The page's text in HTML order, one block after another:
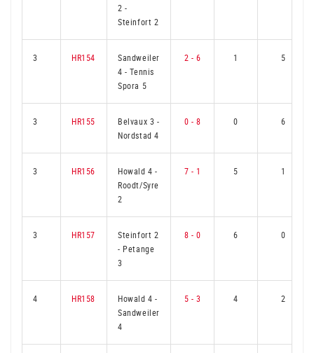
2-
Steinfort 2
3 HR154
Sandweiler
4-Tennis
Spora 5
2 - 6 1 5
3 HR155 Belvaux 3 -
Nordstad 4
0 - 8 0 6
3 HR156 Howald 4-
Roodt/Syre
2
7 - 1 5 1
3 HR157
Steinfort 2
- Petange
3
8 - 0 6 0
4 HR158 Howald 4-
Sandweiler
4
5 - 3 4 2